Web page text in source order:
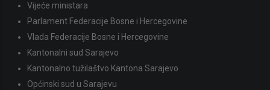
Vijeće ministara
Parlament Federacije Bosne i Hercegovine
Vlada Federacije Bosne i Hercegovine
Kantonalni sud Sarajevo
Kantonalno tužilaštvo Kantona Sarajevo
Općinski sud u Sarajevu